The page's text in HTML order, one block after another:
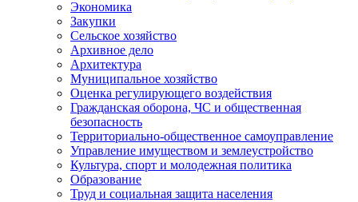
Экономика
Закупки
Сельское хозяйство
Архивное дело
Архитектура
Муниципальное хозяйство
Оценка регулирующего воздействия
Гражданская оборона, ЧС и общественная
безопасность
Территориально-общественное самоуправление
Управление имуществом и землеустройство
Культура, спорт и молодежная политика
Образование
Труд и социальная защита населения